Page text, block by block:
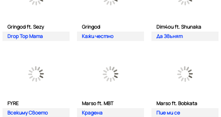
Gringod ft. Sezy
Drop Top Mama
Gringod
Кажи честно
Dim4ou ft. Shunaka
Да Звънят
FYRE
Всекиму Своето
Marso ft. MBT
Крадена
Marso ft. Bobkata
Пие ми се